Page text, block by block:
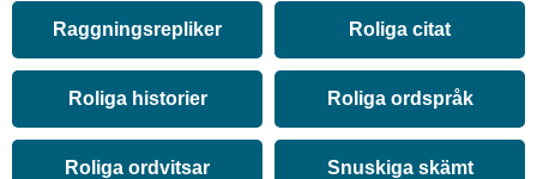
Raggningsrepliker Roliga citat
Roliga historier Roliga ordspråk
Roliga ordvitsar Snuskiga skämt